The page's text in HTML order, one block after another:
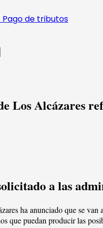
de tributos
Los Alcázares
a las
ha anunciado que se van
que puedan producir las